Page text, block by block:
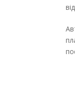
від